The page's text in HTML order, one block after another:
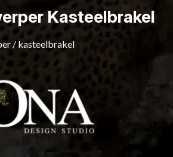
Kasteelbrakel
/ kasteelbrakel